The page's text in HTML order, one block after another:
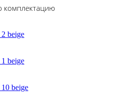
комплектацию